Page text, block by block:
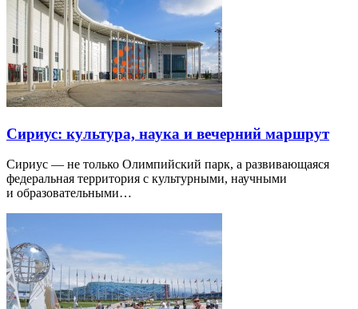
Сириус: культура, наука и вечерний маршрут
Сириус — не только Олимпийский парк, а развивающаяся
федеральная территория с культурными, научными
и образовательными…